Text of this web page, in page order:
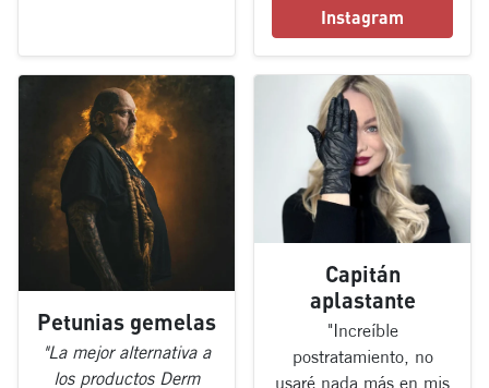
Instagram
Petunias gemelas
"La mejor alternativa a
los productos Derm
Capitán
aplastante
"Increíble
postratamiento, no
usaré nada más en mis